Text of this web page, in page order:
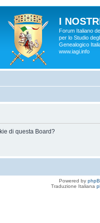
I
Forum Italiano
per lo Studio
Genealogico
www.iagi.info
di questa Board?
Powered by
Traduzione Italiana